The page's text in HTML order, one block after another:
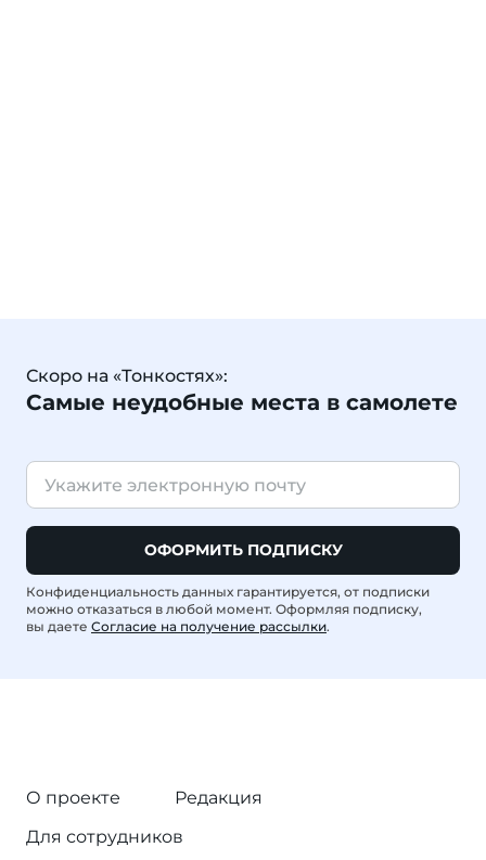
Скоро на «Тонкостях»:
Самые неудобные места в самолете
ОФОРМИТЬ ПОДПИСКУ
Конфиденциальность данных гарантируется, от подписки
можно отказаться в любой момент. Оформляя подписку,
вы даете Согласие на получение рассылки.
О проекте
Редакция
Для сотрудников